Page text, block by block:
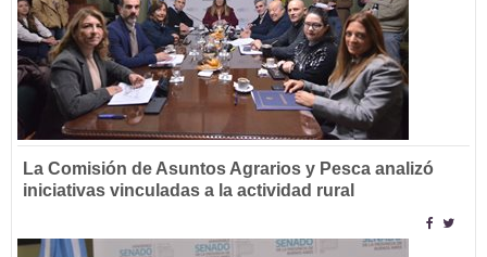
La Comisión de Asuntos Agrarios y Pesca analizó
iniciativas vinculadas a la actividad rural